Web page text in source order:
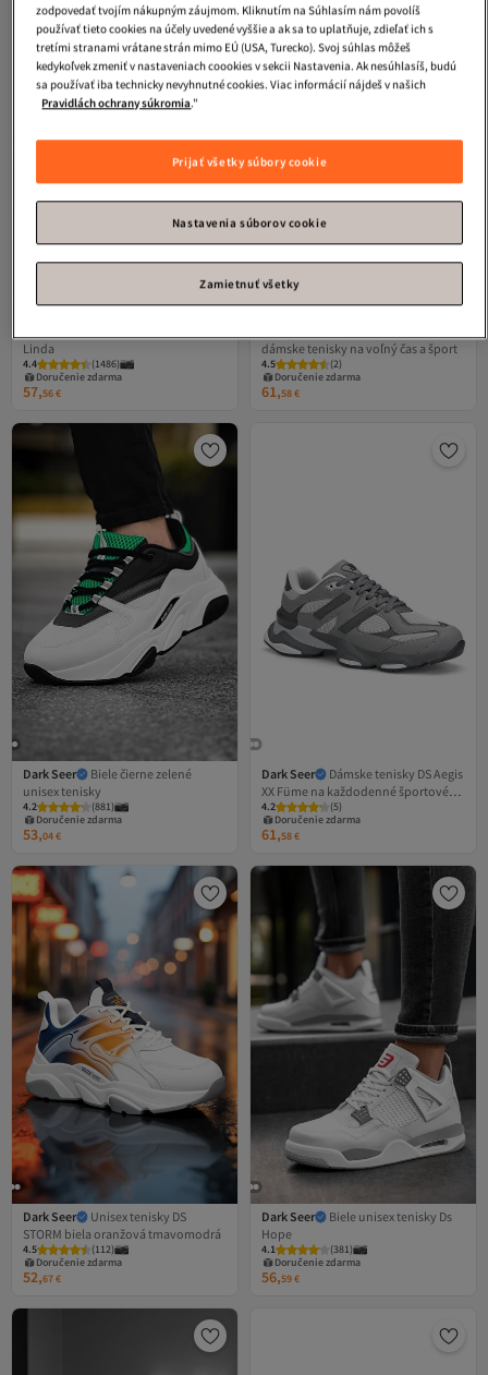
Linda
4.4 (1486)
Doručenie zdarma
57,56€
dámske tenisky na voľný čas a šport
4.5 (2)
Doručenie zdarma
61,58€
Dark Seer
Biele čierne zelené
unisex tenisky
4.2 (881)
Doručenie zdarma
53,04€
Dark Seer
Dámske tenisky DS Aegis
XX Füme na každodenné športové
aktivity
4.2 (5)
Doručenie zdarma
61,58€
Dark Seer
Unisex tenisky DS
STORM biela oranžová tmavomodrá
4.5 (112)
Doručenie zdarma
52,67€
Dark Seer
Biele unisex tenisky Ds
Hope
4.1 (381)
Doručenie zdarma
56,59€
zodpovedať tvojím nákupným záujmom. Kliknutím na Súhlasím nám povolíš
používať tieto cookies na účely uvedené vyššie a ak sa to uplatňuje, zdieľať ich s
tretími stranami vrátane strán mimo EÚ (USA, Turecko). Svoj súhlas môžeš
kedykoľvek zmeniť v nastaveniach coookies v sekcii Nastavenia. Ak nesúhlasíš, budú
sa používať iba technicky nevyhnutné cookies. Viac informácií nájdeš v našich
Pravidlách ochrany súkromia."
Prijať všetky súbory cookie
Nastavenia súborov cookie
Zamietnuť všetky